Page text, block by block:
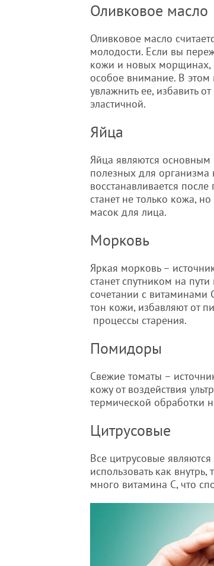
Оливковое масло
Оливковое масло
молодости. Если вы
кожи и новых морщинах,
особое внимание. В этом
увлажнить ее, избавить
эластичной.
Яйца
Яйца являются основным
полезных для
восстанавливается
станет не только кожа,
масок для лица.
Морковь
Яркая морковь –
станет спутником на
сочетании с
тон кожи, избавляют от
процессы старения.
Помидоры
Свежие томаты –
кожу от воздействия
термической обработки
Цитрусовые
Все цитрусовые
использовать как
много витамина С, что